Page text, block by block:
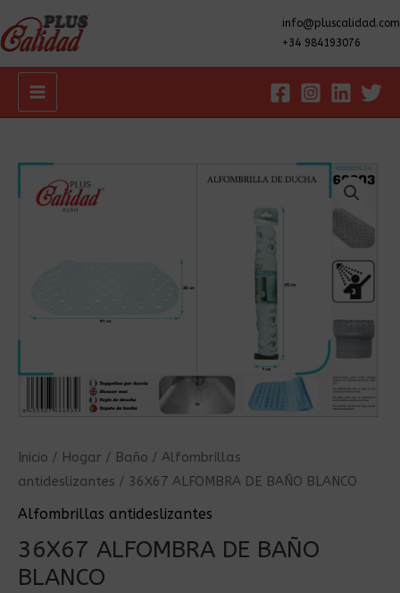
info@pluscalidad.com
+34 984193076
Main
Inicio / Hogar / Baño / Alfombrillas
antideslizantes / 36X67 ALFOMBRA DE BAÑO BLANCO
Alfombrillas antideslizantes
36X67 ALFOMBRA DE BAÑO
BLANCO